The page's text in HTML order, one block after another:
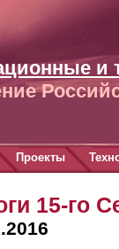
и
15-го
Проекты